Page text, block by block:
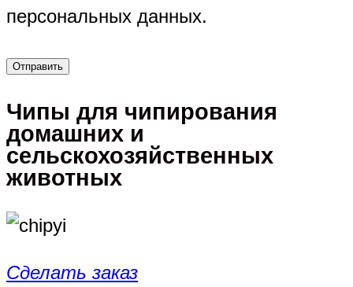
персональных данных.
Чипы для чипирования
домашних и
сельскохозяйственных
животных
Сделать заказ